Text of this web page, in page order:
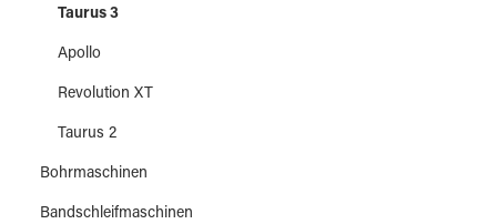
Taurus 3
Apollo
Revolution XT
Taurus 2
Bohrmaschinen
Bandschleifmaschinen